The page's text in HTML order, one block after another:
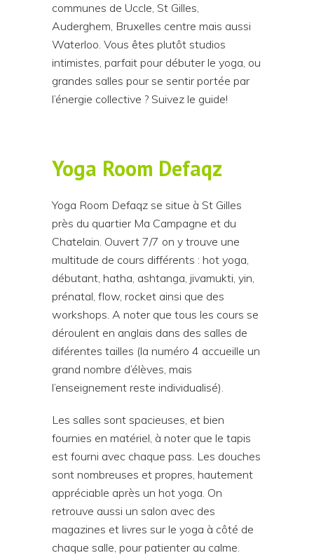
communes de Uccle, St Gilles,
Auderghem, Bruxelles centre mais aussi
Waterloo. Vous êtes plutôt studios
intimistes, parfait pour débuter le yoga, ou
grandes salles pour se sentir portée par
l’énergie collective ? Suivez le guide!
Yoga Room Defaqz
Yoga Room Defaqz se situe à St Gilles
près du quartier Ma Campagne et du
Chatelain. Ouvert 7/7 on y trouve une
multitude de cours différents : hot yoga,
débutant, hatha, ashtanga, jivamukti, yin,
prénatal, flow, rocket ainsi que des
workshops. A noter que tous les cours se
déroulent en anglais dans des salles de
diférentes tailles (la numéro 4 accueille un
grand nombre d’élèves, mais
l’enseignement reste individualisé).
Les salles sont spacieuses, et bien
fournies en matériel, à noter que le tapis
est fourni avec chaque pass. Les douches
sont nombreuses et propres, hautement
appréciable après un hot yoga. On
retrouve aussi un salon avec des
magazines et livres sur le yoga à côté de
chaque salle, pour patienter au calme.